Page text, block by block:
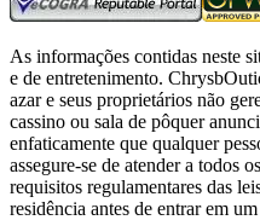
As informações contidas neste
e de entretenimento.
azar e seus proprietários não
cassino ou sala de pôquer
enfaticamente que qualquer
assegure-se de atender a todos
requisitos regulamentares das
residência antes de entrar em